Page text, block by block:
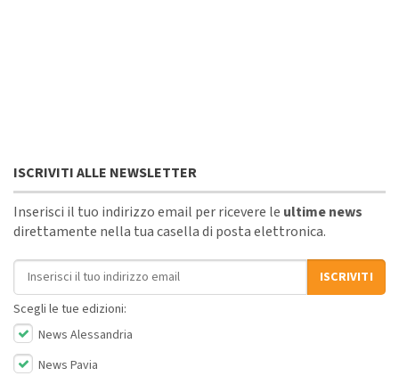
ISCRIVITI ALLE NEWSLETTER
Inserisci il tuo indirizzo email per ricevere le ultime news
direttamente nella tua casella di posta elettronica.
Indirizzo email
ISCRIVITI
Scegli le tue edizioni:
News Alessandria
News Pavia